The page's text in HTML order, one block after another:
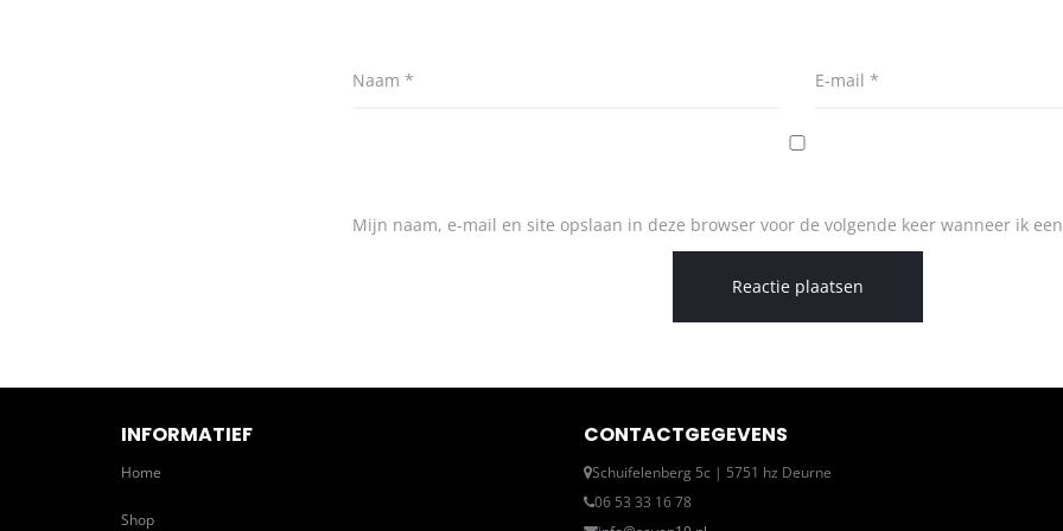
Naam * E-mail *
Mijn naam, e-mail en site opslaan in deze browser voor de volgende keer wanneer ik
INFORMATIEF
Home
Shop
CONTACTGEGEVENS
Schuifelenberg 5c | 5751 hz Deurne
06 53 33 16 78